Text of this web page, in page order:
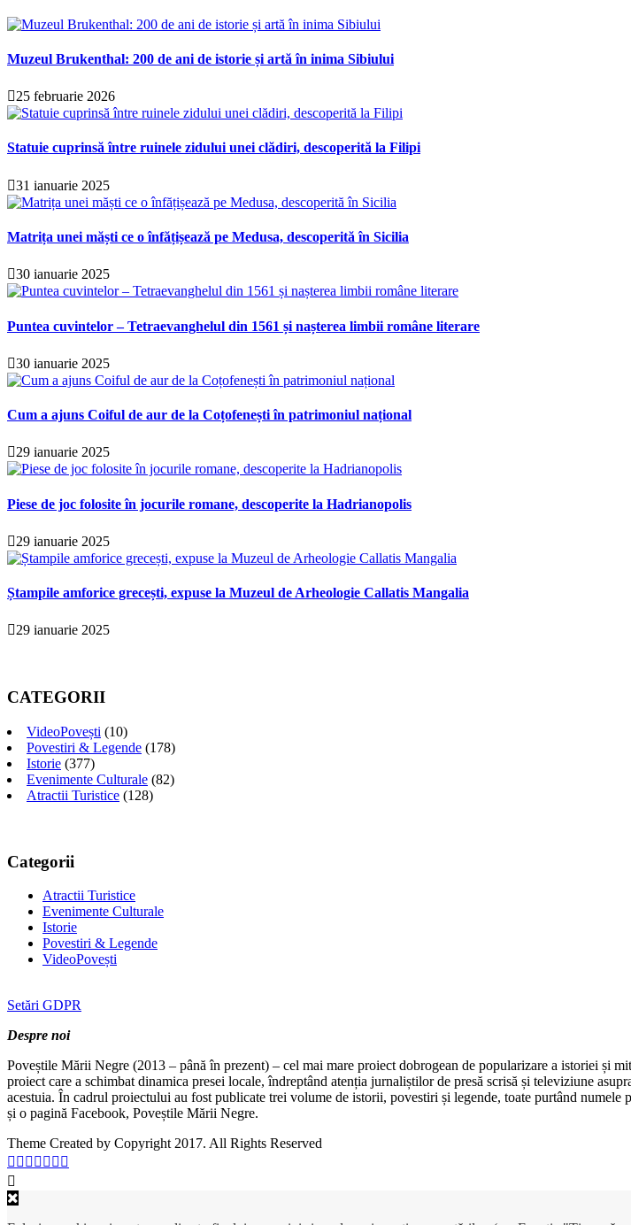
Muzeul Brukenthal: 200 de ani de istorie și artă în inima Sibiului
25 februarie 2026
Statuie cuprinsă între ruinele zidului unei clădiri, descoperită la Filipi
31 ianuarie 2025
Matrița unei măști ce o înfățișează pe Medusa, descoperită în Sicilia
30 ianuarie 2025
Puntea cuvintelor – Tetraevanghelul din 1561 și nașterea limbii române literare
30 ianuarie 2025
Cum a ajuns Coiful de aur de la Coțofenești în patrimoniul național
29 ianuarie 2025
Piese de joc folosite în jocurile romane, descoperite la Hadrianopolis
29 ianuarie 2025
Ștampile amforice grecești, expuse la Muzeul de Arheologie Callatis Mangalia
29 ianuarie 2025
CATEGORII
VideoPovești (10)
Povestiri & Legende (178)
Istorie (377)
Evenimente Culturale (82)
Atractii Turistice (128)
Categorii
Atractii Turistice
Evenimente Culturale
Istorie
Povestiri & Legende
VideoPovești
Setări GDPR
Despre noi
Poveștile Mării Negre (2013 – până în prezent) – cel mai mare proiect dobrogean de popularizare a istoriei și
proiect care a schimbat dinamica presei locale, îndreptând atenția jurnaliștilor de presă scrisă și televiziune
acestuia. În cadrul proiectului au fost publicate trei volume de istorii, povestiri și legende, toate purtând
și o pagină Facebook, Poveștile Mării Negre.
Theme Created by Copyright 2017. All Rights Reserved